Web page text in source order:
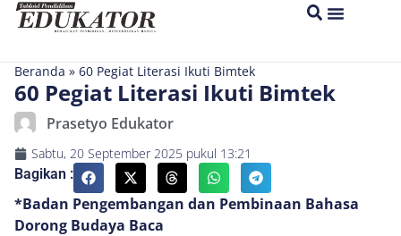
Beranda » 60 Pegiat Literasi Ikuti Bimtek
60 Pegiat Literasi Ikuti Bimtek
Prasetyo Edukator
Sabtu, 20 September 2025 pukul 13:21
Bagikan :
*Badan Pengembangan dan Pembinaan Bahasa
Dorong Budaya Baca